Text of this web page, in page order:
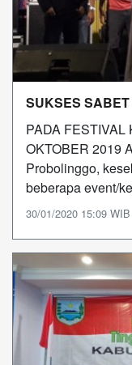
SUKSES
PADA FESTIVAL
OKTOBER 2019
Probolinggo,
beberapa event/
30/01/2020 15:09